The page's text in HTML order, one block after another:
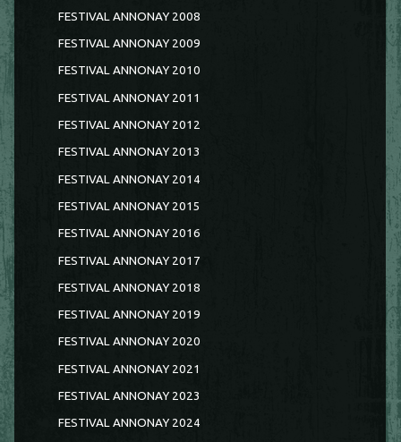
FESTIVAL ANNONAY 2008
FESTIVAL ANNONAY 2009
FESTIVAL ANNONAY 2010
FESTIVAL ANNONAY 2011
FESTIVAL ANNONAY 2012
FESTIVAL ANNONAY 2013
FESTIVAL ANNONAY 2014
FESTIVAL ANNONAY 2015
FESTIVAL ANNONAY 2016
FESTIVAL ANNONAY 2017
FESTIVAL ANNONAY 2018
FESTIVAL ANNONAY 2019
FESTIVAL ANNONAY 2020
FESTIVAL ANNONAY 2021
FESTIVAL ANNONAY 2023
FESTIVAL ANNONAY 2024